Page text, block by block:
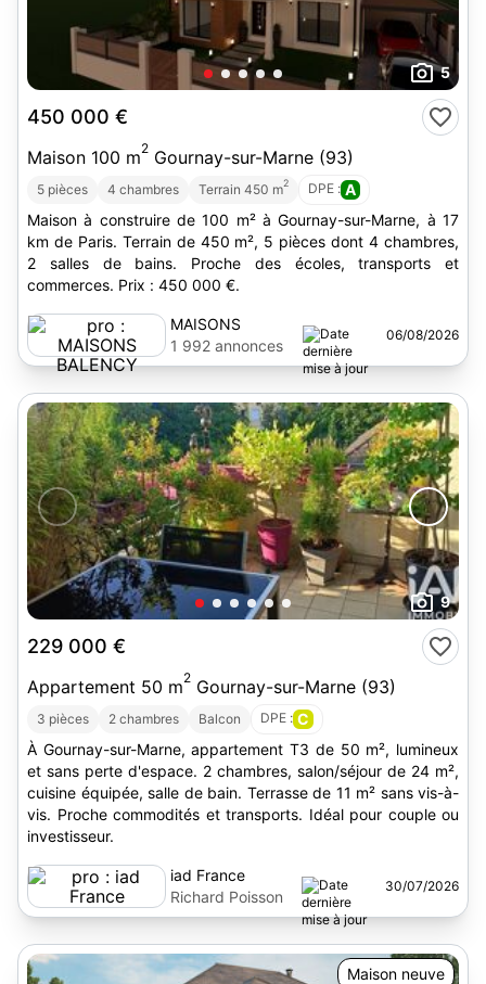
5
450 000 €
Maison 100 m2 Gournay-sur-Marne (93)
5 pièces 4 chambres Terrain 450 m2 DPE : A
Maison à construire de 100 m² à Gournay-sur-Marne, à 17
km de Paris. Terrain de 450 m², 5 pièces dont 4 chambres,
2 salles de bains. Proche des écoles, transports et
commerces. Prix : 450 000 €.
MAISONS
BALENCY
1 992 annonces
06/08/2026
9
229 000 €
Appartement 50 m2 Gournay-sur-Marne (93)
3 pièces 2 chambres Balcon DPE : C
À Gournay-sur-Marne, appartement T3 de 50 m², lumineux
et sans perte d'espace. 2 chambres, salon/séjour de 24 m²,
cuisine équipée, salle de bain. Terrasse de 11 m² sans vis-à-
vis. Proche commodités et transports. Idéal pour couple ou
investisseur.
iad France
Richard Poisson
30/07/2026
Maison neuve